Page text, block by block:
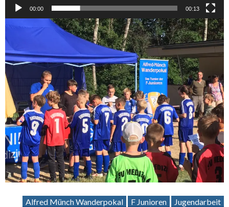
00:00 00:13
Alfred Münch Wanderpokal F Junioren
Jugendarbeit